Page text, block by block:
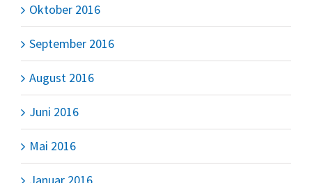
Oktober 2016
September 2016
August 2016
Juni 2016
Mai 2016